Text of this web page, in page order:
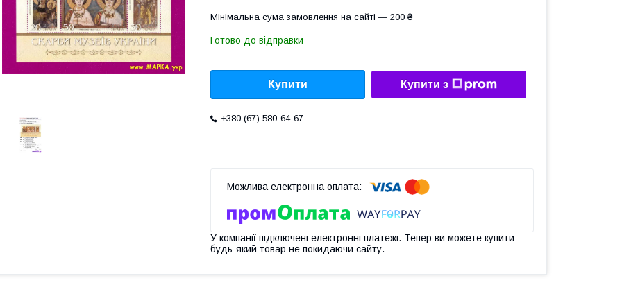
Мінімальна сума замовлення на сайті — 200 ₴
Готово до відправки
Купити Купити з
+380 (67) 580-64-67
У компанії підключені електронні платежі. Тепер ви можете купити
будь-який товар не покидаючи сайту.